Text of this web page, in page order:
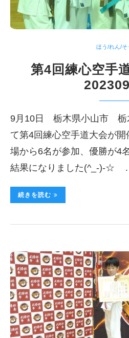
ほう/れん/そ
第4回練心空手
9月10日 栃木県小山市 栃
て第4回練心空手道大会が
場から6名が参加、優勝が4
結果になりました(^_-)-☆
続きを読む